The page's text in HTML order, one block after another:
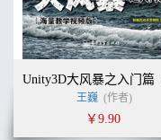
王巍 (作者)
￥9.90